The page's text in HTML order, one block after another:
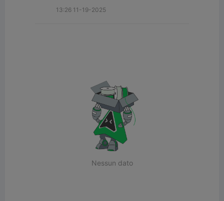
13:26 11-19-2025
Nessun dato